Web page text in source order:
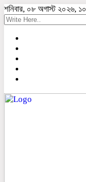
শনিবার, ০৮ অগাস্ট ২০২৬,